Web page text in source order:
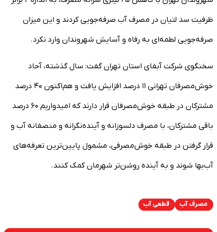
ظرفیت سد لتیان در مصرف آب صرفه‌جویی کردند و این میزان
صرفه‌جویی لطمه‌ای به رفاه و آسایش شهروندان وارد نکرد.
سخنگوی شرکت آبفای استان تهران گفت: سال گذشته، آحاد
خوش‌مصرفان تهرانی ۱۱ درصد افزایش یافت و هم‌اکنون ۴۰ درصد
مشترکان در طبقه خوش‌مصرفان قرار دارند که امیدواریم ۶۰ درصد
باقی مشترکان، با مصرف دلسوزانه و آینده‌نگرانه و منصفانه آب و
قرار گرفتن در طبقه خوش‌مصرفی، مشمول پایین‌ترین تعرفه‌های
آب‌بها شوند و به آینده روشن‌تر شهرمان کمک کنند.
مصرف آب قطعی آب